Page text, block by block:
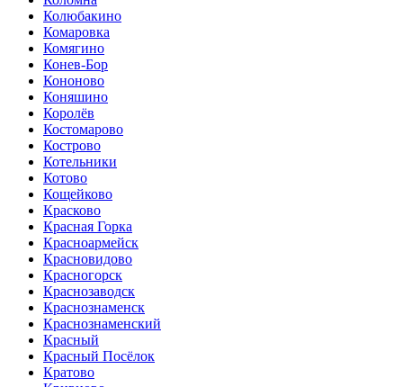
Колюбакино
Комаровка
Комягино
Конев-Бор
Кононово
Коняшино
Королёв
Костомарово
Кострово
Котельники
Котово
Кощейково
Красково
Красная Горка
Красноармейск
Красновидово
Красногорск
Краснозаводск
Краснознаменск
Краснознаменский
Красный
Красный Посёлок
Кратово